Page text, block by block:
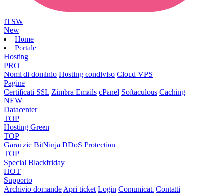
ITSW
New
Home
Portale
Hosting
PRO
Nomi di dominio Hosting condiviso Cloud VPS
Pagine
Certificati SSL Zimbra Emails cPanel Softaculous Caching
NEW
Datacenter
TOP
Hosting Green
TOP
Garanzie BitNinja DDoS Protection
TOP
Special Blackfriday
HOT
Supporto
Archivio domandeApri ticket Login Comunicati Contatti